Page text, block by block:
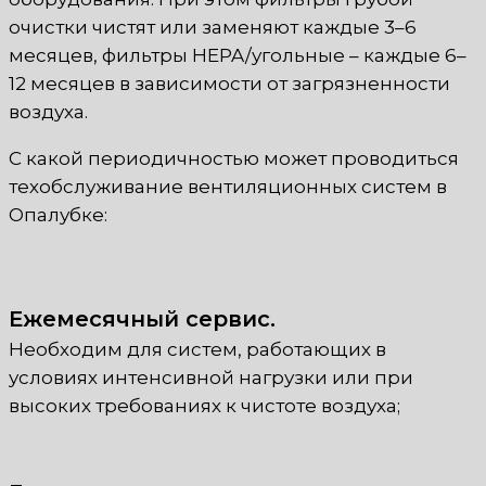
очистки чистят или заменяют каждые 3–6
месяцев, фильтры HEPA/угольные – каждые 6–
12 месяцев в зависимости от загрязненности
воздуха.
С какой периодичностью может проводиться
техобслуживание вентиляционных систем в
Опалубке:
Ежемесячный сервис.
Необходим для систем, работающих в
условиях интенсивной нагрузки или при
высоких требованиях к чистоте воздуха;